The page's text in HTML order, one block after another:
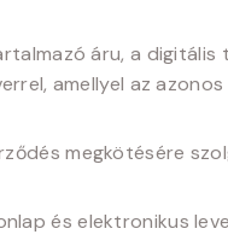
áru, a
amellyel az
megkötésére
és elektronikus